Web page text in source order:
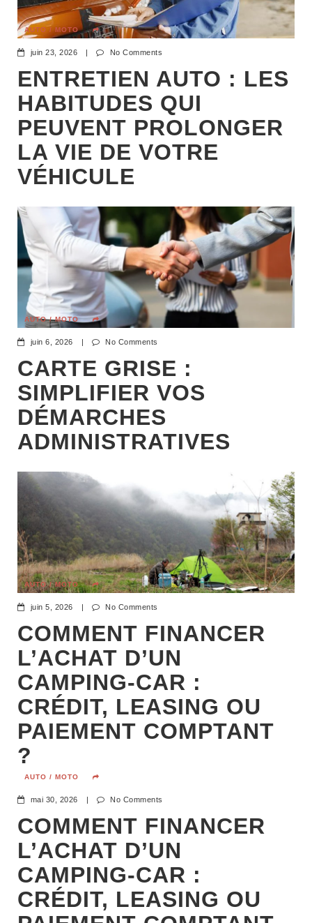
AUTO / MOTO
juin 23, 2026 | No Comments
ENTRETIEN AUTO : LES
HABITUDES QUI
PEUVENT PROLONGER
LA VIE DE VOTRE
VÉHICULE
AUTO / MOTO
juin 6, 2026 | No Comments
CARTE GRISE :
SIMPLIFIER VOS
DÉMARCHES
ADMINISTRATIVES
AUTO / MOTO
juin 5, 2026 | No Comments
COMMENT FINANCER
L’ACHAT D’UN
CAMPING-CAR :
CRÉDIT, LEASING OU
PAIEMENT COMPTANT
?
AUTO / MOTO
mai 30, 2026 | No Comments
COMMENT FINANCER
L’ACHAT D’UN
CAMPING-CAR :
CRÉDIT, LEASING OU